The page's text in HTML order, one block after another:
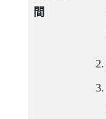
間